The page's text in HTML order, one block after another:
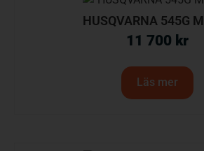
HUSQVARNA 545G
11 700 kr
Läs mer